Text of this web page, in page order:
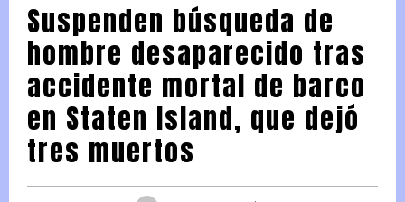
Suspenden búsqueda de
hombre desaparecido tras
accidente mortal de barco
en Staten Island, que dejó
tres muertos